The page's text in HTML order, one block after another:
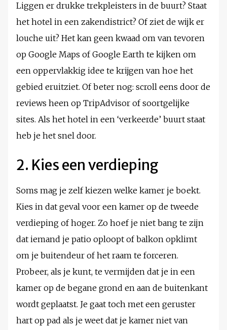
Liggen er drukke trekpleisters in de buurt? Staat
het hotel in een zakendistrict? Of ziet de wijk er
louche uit? Het kan geen kwaad om van tevoren
op Google Maps of Google Earth te kijken om
een oppervlakkig idee te krijgen van hoe het
gebied eruitziet. Of beter nog: scroll eens door de
reviews heen op TripAdvisor of soortgelijke
sites. Als het hotel in een ‘verkeerde’ buurt staat
heb je het snel door.
2. Kies een verdieping
Soms mag je zelf kiezen welke kamer je boekt.
Kies in dat geval voor een kamer op de tweede
verdieping of hoger. Zo hoef je niet bang te zijn
dat iemand je patio oploopt of balkon opklimt
om je buitendeur of het raam te forceren.
Probeer, als je kunt, te vermijden dat je in een
kamer op de begane grond en aan de buitenkant
wordt geplaatst. Je gaat toch met een geruster
hart op pad als je weet dat je kamer niet van